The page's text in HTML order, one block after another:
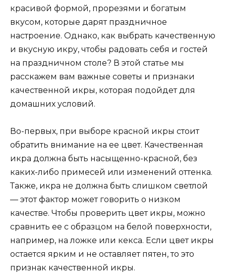
красивой формой, прорезями и богатым
вкусом, которые дарят праздничное
настроение. Однако, как выбрать качественную
и вкусную икру, чтобы радовать себя и гостей
на праздничном столе? В этой статье мы
расскажем вам важные советы и признаки
качественной икры, которая подойдет для
домашних условий.
Во-первых, при выборе красной икры стоит
обратить внимание на ее цвет. Качественная
икра должна быть насыщенно-красной, без
каких-либо примесей или изменений оттенка.
Также, икра не должна быть слишком светлой
— этот фактор может говорить о низком
качестве. Чтобы проверить цвет икры, можно
сравнить ее с образцом на белой поверхности,
например, на ложке или кекса. Если цвет икры
остается ярким и не оставляет пятен, то это
признак качественной икры.